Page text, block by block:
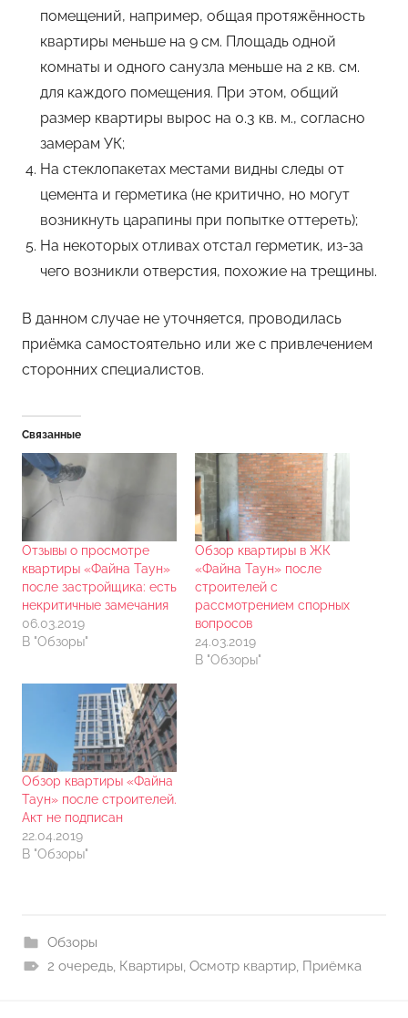
помещений, например, общая протяжённость
квартиры меньше на 9 см. Площадь одной
комнаты и одного санузла меньше на 2 кв. см.
для каждого помещения. При этом, общий
размер квартиры вырос на 0.3 кв. м., согласно
замерам УК;
На стеклопакетах местами видны следы от
цемента и герметика (не критично, но могут
возникнуть царапины при попытке оттереть);
На некоторых отливах отстал герметик, из-за
чего возникли отверстия, похожие на трещины.
В данном случае не уточняется, проводилась
приёмка самостоятельно или же с привлечением
сторонних специалистов.
Связанные
Отзывы о просмотре
квартиры «Файна Таун»
после застройщика: есть
некритичные замечания
06.03.2019
В "Обзоры"
Обзор квартиры в ЖК
«Файна Таун» после
строителей с
рассмотрением спорных
вопросов
24.03.2019
В "Обзоры"
Обзор квартиры «Файна
Таун» после строителей.
Акт не подписан
22.04.2019
В "Обзоры"
Обзоры
2 очередь, Квартиры, Осмотр квартир, Приёмка